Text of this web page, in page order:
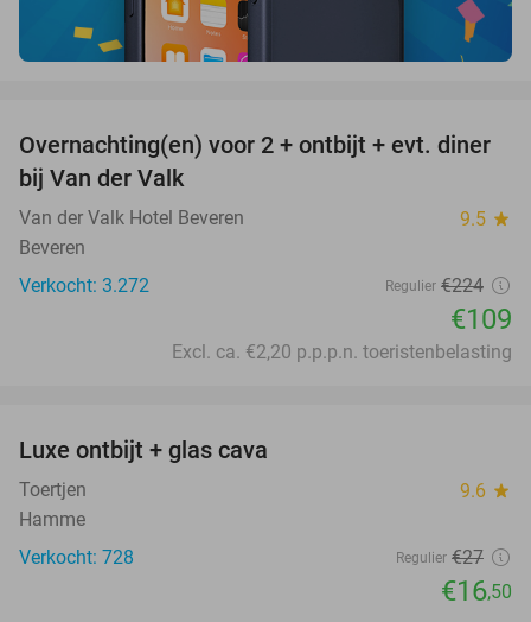
51%
Overnachting(en) voor 2 + ontbijt + evt. diner
bij Van der Valk
Van der Valk Hotel Beveren 9.5 star
Beveren
Verkocht: 3.272
Regulier €224
€109
Excl. ca. €2,20 p.p.p.n. toeristenbelasting
Luxe ontbijt + glas cava
Toertjen 9.6 star
Hamme
Verkocht: 728
Regulier €27
€16,50